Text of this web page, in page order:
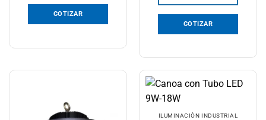
COTIZAR
COTIZAR
ILUMINACIÓN INDUSTRIAL